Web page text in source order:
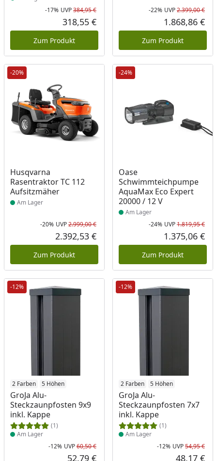
Rabatt in Prozent
-17%
Ursprünglicher Preis
UVP384,95 €
Aktueller Preis
318,55 €
Zum Produkt
-22% UVP2.399,00 €
1.868,86 €
Zum Produkt
-20%
Husqvarna
Rasentraktor TC 112
Aufsitzmäher
Produkt am Lager
Am Lager
Rabatt in Prozent
-20%
Ursprünglicher Preis
UVP2.999,00 €
Aktueller Preis
2.392,53 €
Zum Produkt
-24%
Oase
Schwimmteichpumpe
AquaMax Eco Expert
20000 / 12 V
Produkt am Lager
Am Lager
-24% UVP1.819,95 €
1.375,06 €
Zum Produkt
-12%
2 Farben 5 Höhen
GroJa Alu-
Steckzaunpfosten 9x9
inkl. Kappe
(1)
Produkt am Lager
Am Lager
Rabatt in Prozent
-12%
Ursprünglicher Preis
UVP60,50 €
52,79 €
-12%
2 Farben 5 Höhen
GroJa Alu-
Steckzaunpfosten 7x7
inkl. Kappe
(1)
Produkt am Lager
Am Lager
-12% UVP54,95 €
48,17 €